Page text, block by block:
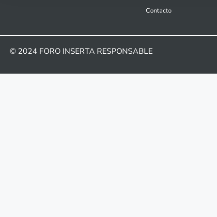
Contacto
© 2024 FORO INSERTA RESPONSABLE